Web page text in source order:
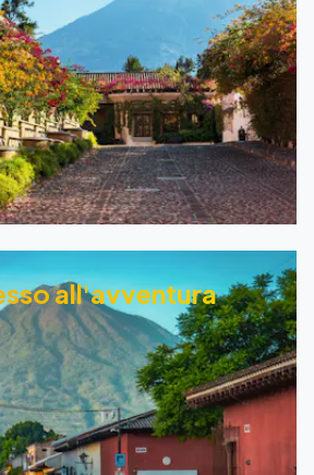
all'avventura